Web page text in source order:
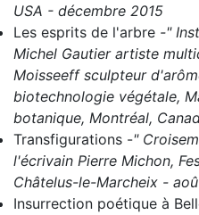
USA - décembre 2015
Les esprits de l'arbre -"
Michel Gautier artiste
Moisseeff sculpteur
biotechnologie végétale,
botanique, Montréal,
Transfigurations -"
l'écrivain Pierre Michon,
Châtelus-le-Marcheix -
Insurrection poétique à